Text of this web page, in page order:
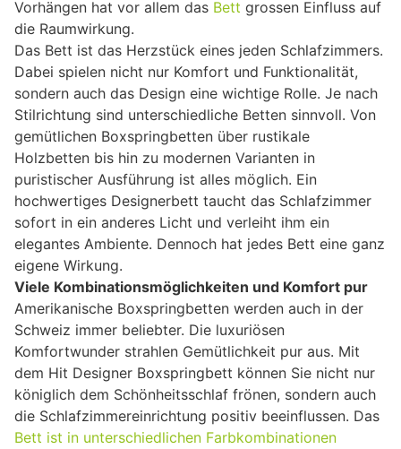
Vorhängen hat vor allem das Bett grossen Einfluss auf
die Raumwirkung.
Das Bett ist das Herzstück eines jeden Schlafzimmers.
Dabei spielen nicht nur Komfort und Funktionalität,
sondern auch das Design eine wichtige Rolle. Je nach
Stilrichtung sind unterschiedliche Betten sinnvoll. Von
gemütlichen Boxspringbetten über rustikale
Holzbetten bis hin zu modernen Varianten in
puristischer Ausführung ist alles möglich. Ein
hochwertiges Designerbett taucht das Schlafzimmer
sofort in ein anderes Licht und verleiht ihm ein
elegantes Ambiente. Dennoch hat jedes Bett eine ganz
eigene Wirkung.
Viele Kombinationsmöglichkeiten und Komfort pur
Amerikanische Boxspringbetten werden auch in der
Schweiz immer beliebter. Die luxuriösen
Komfortwunder strahlen Gemütlichkeit pur aus. Mit
dem Hit Designer Boxspringbett können Sie nicht nur
königlich dem Schönheitsschlaf frönen, sondern auch
die Schlafzimmereinrichtung positiv beeinflussen. Das
Bett ist in unterschiedlichen Farbkombinationen